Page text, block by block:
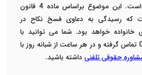
کند، دادگاه خانواده است. این موضوع براساس ماده 4 قانون
که رسیدگی به دعاوی فسخ نکاح در
خانواده خواهد بود. شما می توانید با
شماره 09212242670 تماس گرفته و در هر ساعت از شبانه روز با
حقوقی تلفنی داشته باشید.